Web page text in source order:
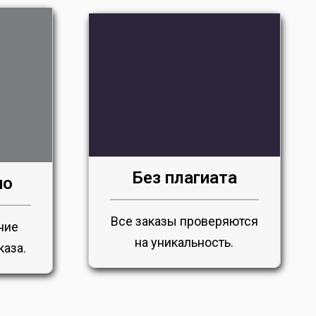
Без плагиата
Все заказы проверяются
на уникальность.